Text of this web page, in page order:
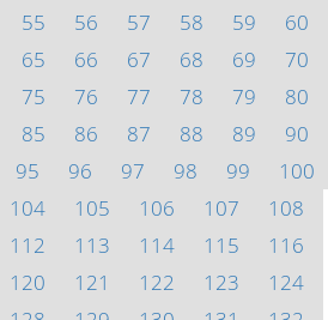
55 56 57 58 59
60
65 66 67 68 69
70
75 76 77 78 79
80
85 86 87 88 89
90
95 96 97 98 99
100
104 105 106 107
108
112 113 114 115
116
120 121 122 123
124